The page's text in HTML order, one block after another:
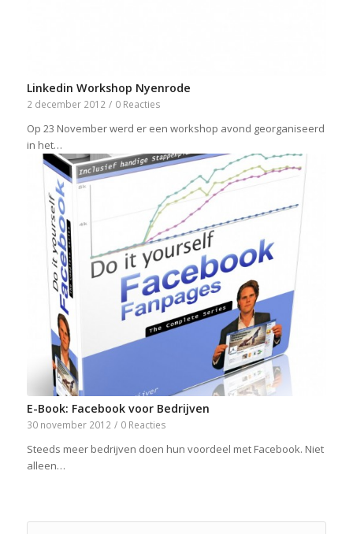
Linkedin Workshop Nyenrode
2 december 2012 / 0 Reacties
Op 23 November werd er een workshop avond georganiseerd
in het…
E-Book: Facebook voor Bedrijven
30 november 2012 / 0 Reacties
Steeds meer bedrijven doen hun voordeel met Facebook. Niet
alleen…